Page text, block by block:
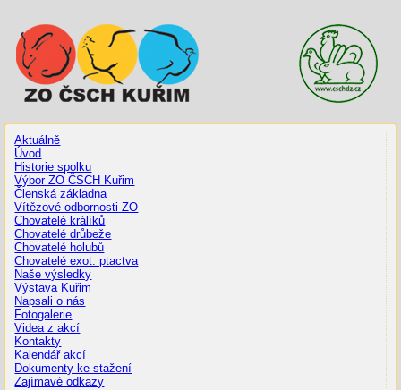
Aktuálně
Úvod
Historie spolku
Výbor ZO ČSCH Kuřim
Členská základna
Vítězové odbornosti ZO
Chovatelé králíků
Chovatelé drůbeže
Chovatelé holubů
Chovatelé exot. ptactva
Naše výsledky
Výstava Kuřim
Napsali o nás
Fotogalerie
Videa z akcí
Kontakty
Kalendář akcí
Dokumenty ke stažení
Zajímavé odkazy